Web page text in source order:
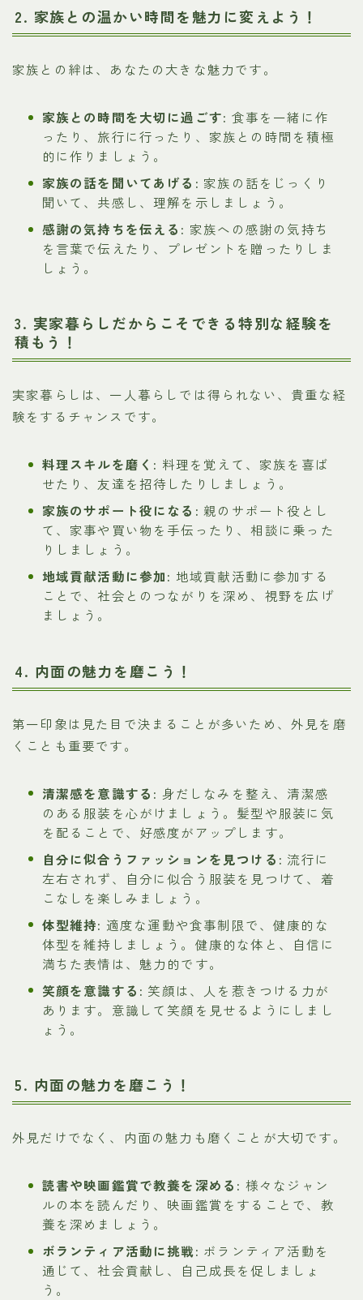
2. 家族との温かい時間を魅力に変えよう！
家族との絆は、あなたの大きな魅力です。
家族との時間を大切に過ごす: 食事を一緒に作
ったり、旅行に行ったり、家族との時間を積極
的に作りましょう。
家族の話を聞いてあげる: 家族の話をじっくり
聞いて、共感し、理解を示しましょう。
感謝の気持ちを伝える: 家族への感謝の気持ち
を言葉で伝えたり、プレゼントを贈ったりしま
しょう。
3. 実家暮らしだからこそできる特別な経験を
積もう！
実家暮らしは、一人暮らしでは得られない、貴重な経
験をするチャンスです。
料理スキルを磨く: 料理を覚えて、家族を喜ば
せたり、友達を招待したりしましょう。
家族のサポート役になる: 親のサポート役とし
て、家事や買い物を手伝ったり、相談に乗った
りしましょう。
地域貢献活動に参加: 地域貢献活動に参加する
ことで、社会とのつながりを深め、視野を広げ
ましょう。
4. 内面の魅力を磨こう！
第一印象は見た目で決まることが多いため、外見を磨
くことも重要です。
清潔感を意識する: 身だしなみを整え、清潔感
のある服装を心がけましょう。髪型や服装に気
を配ることで、好感度がアップします。
自分に似合うファッションを見つける: 流行に
左右されず、自分に似合う服装を見つけて、着
こなしを楽しみましょう。
体型維持: 適度な運動や食事制限で、健康的な
体型を維持しましょう。健康的な体と、自信に
満ちた表情は、魅力的です。
笑顔を意識する: 笑顔は、人を惹きつける力が
あります。意識して笑顔を見せるようにしまし
ょう。
5. 内面の魅力を磨こう！
外見だけでなく、内面の魅力も磨くことが大切です。
読書や映画鑑賞で教養を深める: 様々なジャン
ルの本を読んだり、映画鑑賞をすることで、教
養を深めましょう。
ボランティア活動に挑戦: ボランティア活動を
通じて、社会貢献し、自己成長を促しましょ
う。